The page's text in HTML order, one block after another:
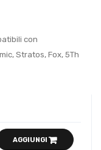
con
Stratos, Fox, 5Th
AGGIUNGI